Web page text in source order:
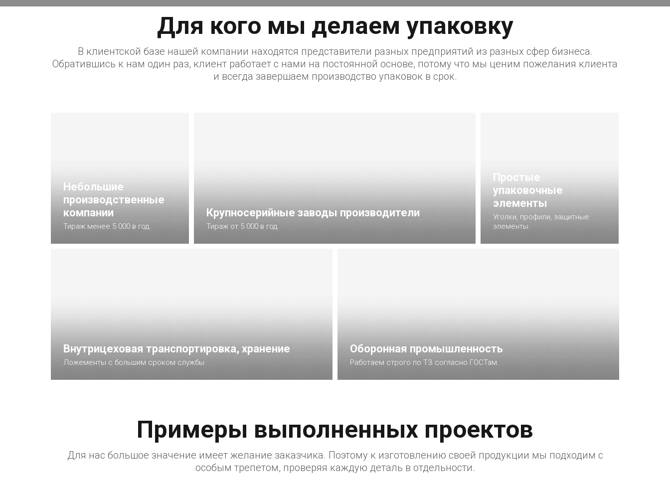
Для кого мы делаем упаковку
В клиентской базе нашей компании находятся представители разных предприятий из разных сфер бизнеса.
Обратившись к нам один раз, клиент работает с нами на постоянной основе, потому что мы ценим пожелания клиента
и всегда завершаем производство упаковок в срок.
Небольшие
производственные
компании
Тираж менее 5 000 в год.
Крупносерийные заводы производители
Тираж от 5 000 в год.
Простые
упаковочные
элементы
Уголки, профили, защитные
элементы.
Внутрицеховая транспортировка, хранение
Ложементы с большим сроком службы
Оборонная промышленность
Работаем строго по ТЗ согласно ГОСТам.
Примеры выполненных проектов
Для нас большое значение имеет желание заказчика. Поэтому к изготовлению своей продукции мы подходим с
особым трепетом, проверяя каждую деталь в отдельности.